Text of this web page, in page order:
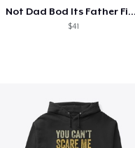
Not Dad Bod Its Father Figure T-Shirt
$41